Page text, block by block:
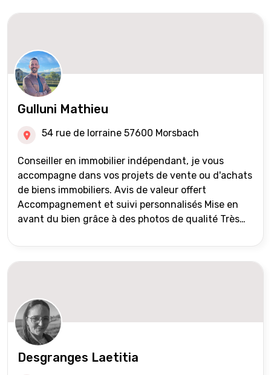
Gulluni Mathieu
54 rue de lorraine 57600 Morsbach
Conseiller en immobilier indépendant, je vous
accompagne dans vos projets de vente ou d'achats
de biens immobiliers. Avis de valeur offert
Accompagnement et suivi personnalisés Mise en
avant du bien grâce à des photos de qualité Très
international) Validation du financement des
acquéreurs auprès de partenaires financiers
réseau Iad France et Iad Deutschland Inter agence
Desgranges Laetitia